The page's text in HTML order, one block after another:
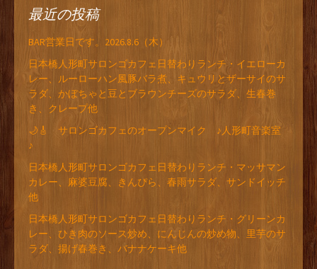
最近の投稿
BAR営業日です。2026.8.6（木）
日本橋人形町サロンゴカフェ日替わりランチ・イエローカ
レー、ルーローハン風豚バラ煮、キュウリとザーサイのサ
ラダ、かぼちゃと豆とブラウンチーズのサラダ、生春巻
き、クレープ他
🌙🎸 サロンゴカフェのオープンマイク ♪人形町音楽室
♪
日本橋人形町サロンゴカフェ日替わりランチ・マッサマン
カレー、麻婆豆腐、きんぴら、春雨サラダ、サンドイッチ
他
日本橋人形町サロンゴカフェ日替わりランチ・グリーンカ
レー、ひき肉のソース炒め、にんじんの炒め物、里芋のサ
ラダ、揚げ春巻き、バナナケーキ他